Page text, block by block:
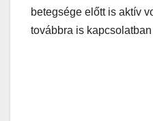
betegsége előtt is aktív
továbbra is